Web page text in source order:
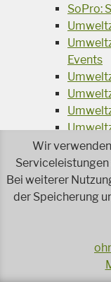
SoPro:
Events
Wasser
Jetzt faire und
Reparieren
Wir
Bei weiterer
der Speicherung